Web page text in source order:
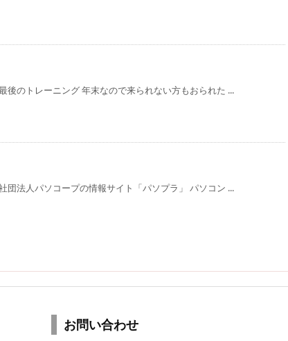
後のトレーニング 年末なので来られない方もおられた ...
団法人パソコープの情報サイト「パソプラ」 パソコン ...
お問い合わせ